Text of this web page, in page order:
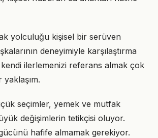
yolculuğu kişisel bir serüven
deneyimiyle karşılaştırma
ilerlemenizi referans almak çok
yaklaşım.
seçimler, yemek ve mutfak
değişimlerin tetikçisi oluyor.
gücünü hafife almamak gerekiyor.